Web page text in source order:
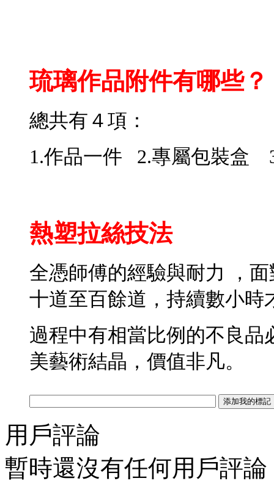
琉璃作品附件有哪些？
總共有４項：
1.作品一件 2.專屬包裝盒
熱塑拉絲技法
全憑師傅的經驗與耐力 ，
十道至百餘道，持續數小時
過程中有相當比例的不良
美藝術結晶，價值非凡。
用戶評論
暫時還沒有任何用戶評論